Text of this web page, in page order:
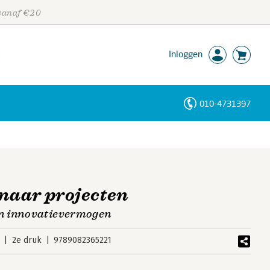
€20
Inloggen
010-4731397
projecten
innovatievermogen
2e druk 9789082365221
Personen